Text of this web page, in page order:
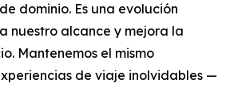
dominio. Es una evolución
nuestro alcance y mejora la
Mantenemos el mismo
de viaje inolvidables —